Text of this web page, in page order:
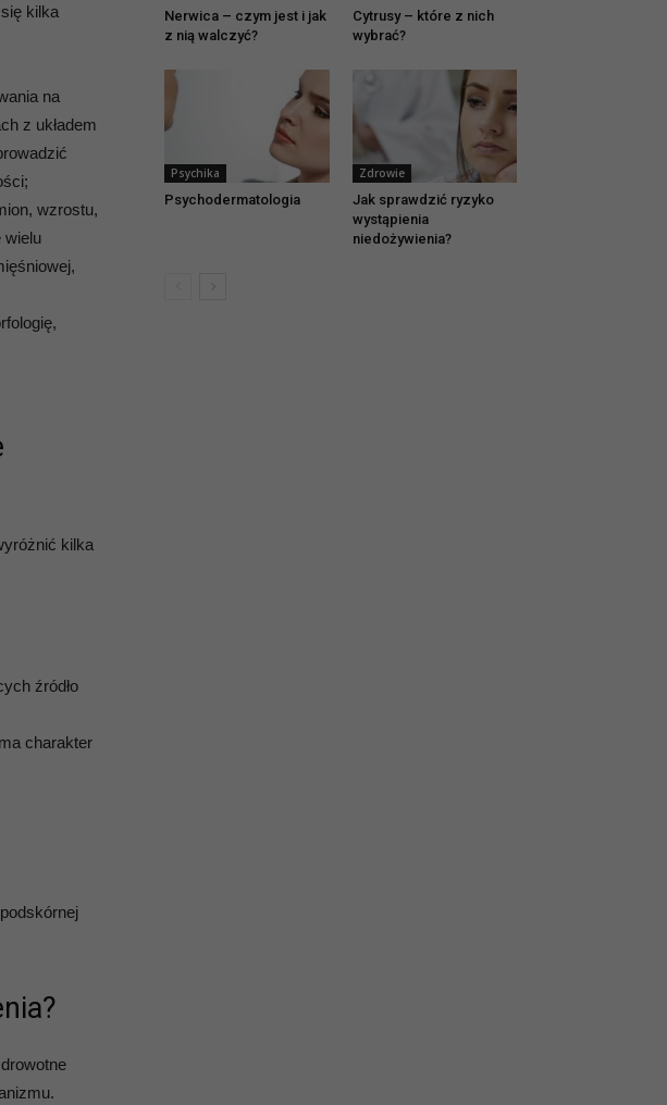
kilka
na
z układem
wzrostu,
wielu
kilka
źródło
charakter
Nerwica – czym jest i jak
z nią walczyć?
Cytrusy – które z nich
wybrać?
Psychika
Psychodermatologia
Zdrowie
Jak sprawdzić ryzyko
wystąpienia
niedożywienia?